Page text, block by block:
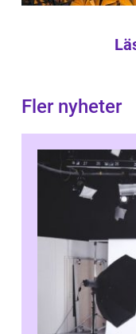
Fler nyheter